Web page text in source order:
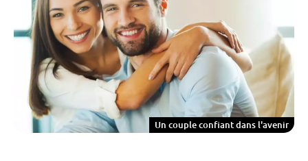
Un couple confiant dans l'avenir